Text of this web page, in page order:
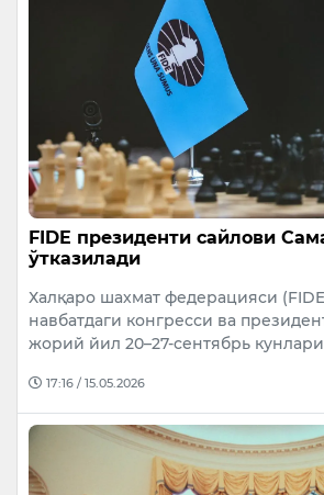
FIDE президенти сайлови
ўтказилади
Халқаро шахмат федерацияси
навбатдаги конгресси ва
жорий йил 20–27-сентябрь
17:16 / 15.05.2026